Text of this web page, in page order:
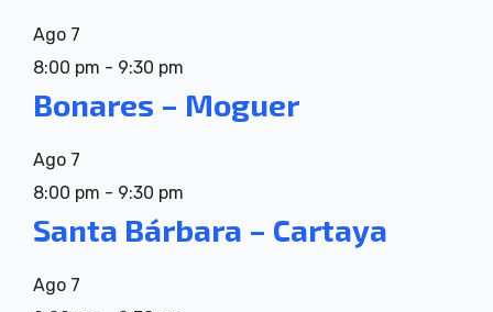
Ago 7
8:00 pm - 9:30 pm
Bonares – Moguer
Ago 7
8:00 pm - 9:30 pm
Santa Bárbara – Cartaya
Ago 7